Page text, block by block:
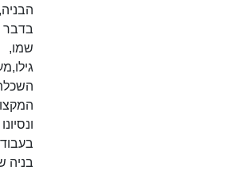
הבניה,
בדבר
שמו,
גילו,מענו,
השכלתו
המקצועית
ונסיונו
בעבודת
בניה של